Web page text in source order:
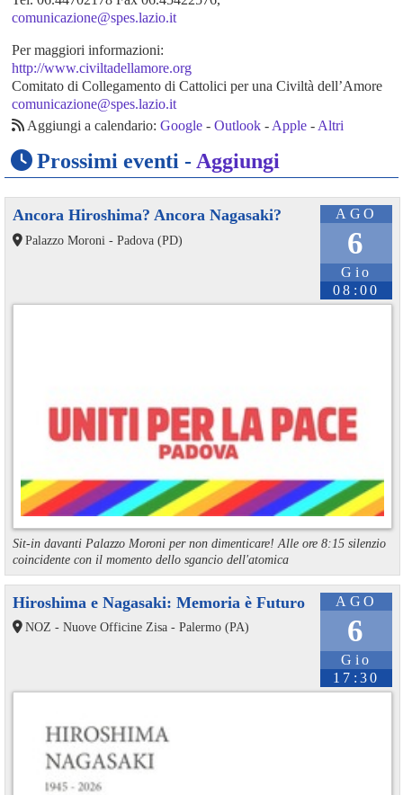
comunicazione@spes.lazio.it
Per maggiori informazioni:
http://www.civiltadellamore.org
Comitato di Collegamento di Cattolici per una Civiltà dell’Amore
comunicazione@spes.lazio.it
Aggiungi a calendario: Google- Outlook- Apple- Altri
Prossimi eventi - Aggiungi
AGO
6
Gio
08:00
Ancora Hiroshima? Ancora Nagasaki?
Palazzo Moroni - Padova (PD)
Sit-in davanti Palazzo Moroni per non dimenticare! Alle ore 8:15 silenzio
coincidente con il momento dello sgancio dell'atomica
AGO
6
Gio
17:30
Hiroshima e Nagasaki: Memoria è Futuro
NOZ - Nuove Officine Zisa - Palermo (PA)